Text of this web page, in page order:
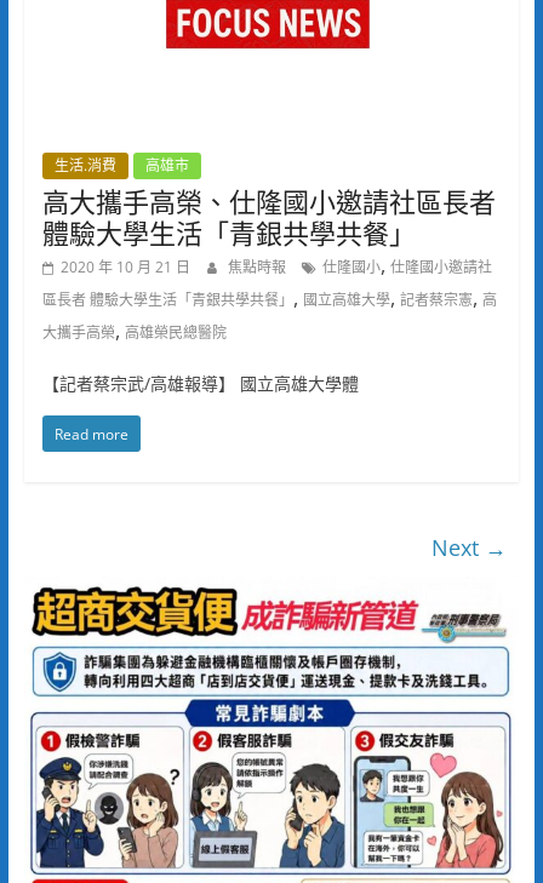
生活.消費 高雄市
高大攜手高榮、仕隆國小邀請社區長者
體驗大學生活「青銀共學共餐」
2020 年 10 月 21 日 焦點時報 仕隆國小, 仕隆國小邀請社
區長者 體驗大學生活「青銀共學共餐」 , 國立高雄大學, 記者蔡宗憲, 高
大攜手高榮, 高雄榮民總醫院
【記者蔡宗武/高雄報導】 國立高雄大學體
Read more
Next →